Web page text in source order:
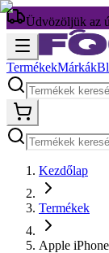
Üdvözöljük az
TermékekMárkák
Kezdőlap
Termékek
Apple